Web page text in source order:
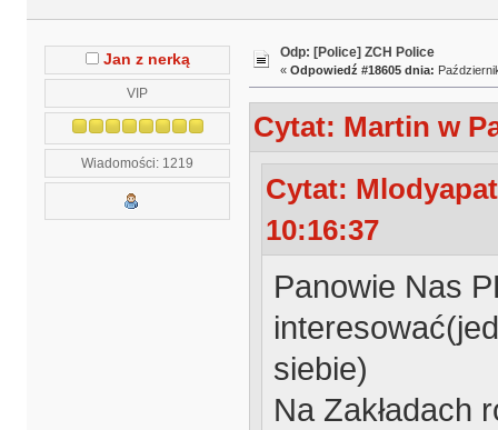
Jan z nerką
VIP
Wiadomości: 1219
Odp: [Police] ZCH Police
« Odpowiedź #18605 dnia:
Cytat: Martin w
Cytat:
10:16:37
Panowie Nas
siebie)
Na Zakładach